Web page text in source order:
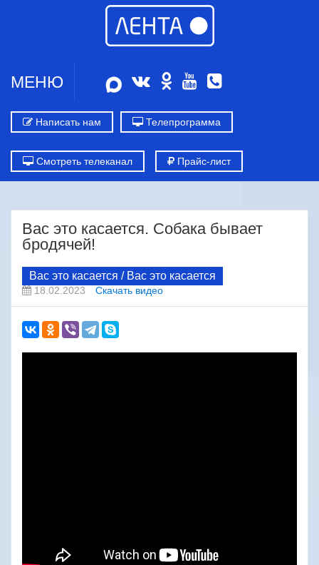
МЕНЮ
Написать нам Телепрограмма
Смотреть телеканал Прайс-лист
Вас это касается. Собака бывает
бродячей!
Вас это касается / Вас это касается
18.02.2023 Скачать видео